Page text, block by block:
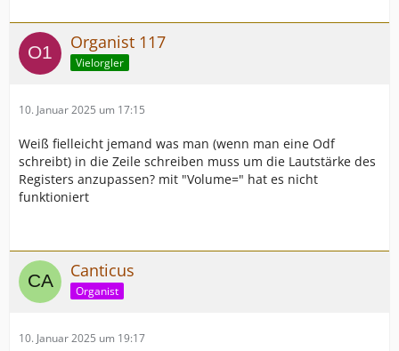
Organist 117
Vielorgler
10. Januar 2025 um 17:15
Weiß fielleicht jemand was man (wenn man eine Odf
schreibt) in die Zeile schreiben muss um die Lautstärke des
Registers anzupassen? mit "Volume=" hat es nicht
funktioniert
Canticus
Organist
10. Januar 2025 um 19:17